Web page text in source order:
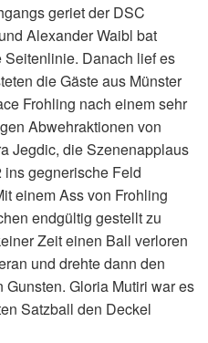
geriet der DSC
Alexander Waibl bat
Danach lief es
die Gäste aus Münster
Frohling nach einem sehr
Abwehraktionen von
Jegdic, die Szenenapplaus
gegnerische Feld
einem Ass von Frohling
endgültig gestellt zu
Zeit einen Ball verloren
und drehte dann den
Gloria Mutiri war es
Satzball den Deckel